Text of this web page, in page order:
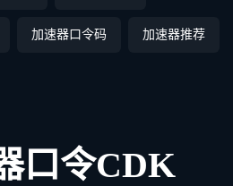
加速器口令码 加速器推荐
口令CDK